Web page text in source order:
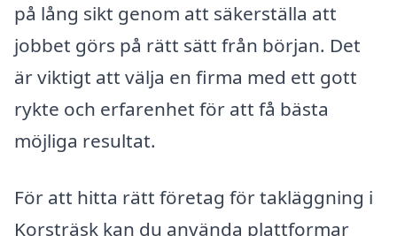
på lång sikt genom att säkerställa att
jobbet görs på rätt sätt från början. Det
är viktigt att välja en firma med ett gott
rykte och erfarenhet för att få bästa
möjliga resultat.
För att hitta rätt företag för takläggning i
Korsträsk kan du använda plattformar